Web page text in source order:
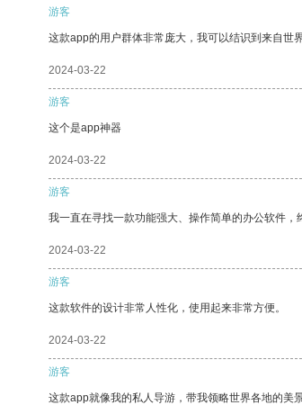
游客
这款app的用户群体非常庞大，我可以结识到来自世
2024-03-22
游客
这个是app神器
2024-03-22
游客
我一直在寻找一款功能强大、操作简单的办公软件
2024-03-22
游客
这款软件的设计非常人性化，使用起来非常方便。
2024-03-22
游客
这款app就像我的私人导游，带我领略世界各地的美景